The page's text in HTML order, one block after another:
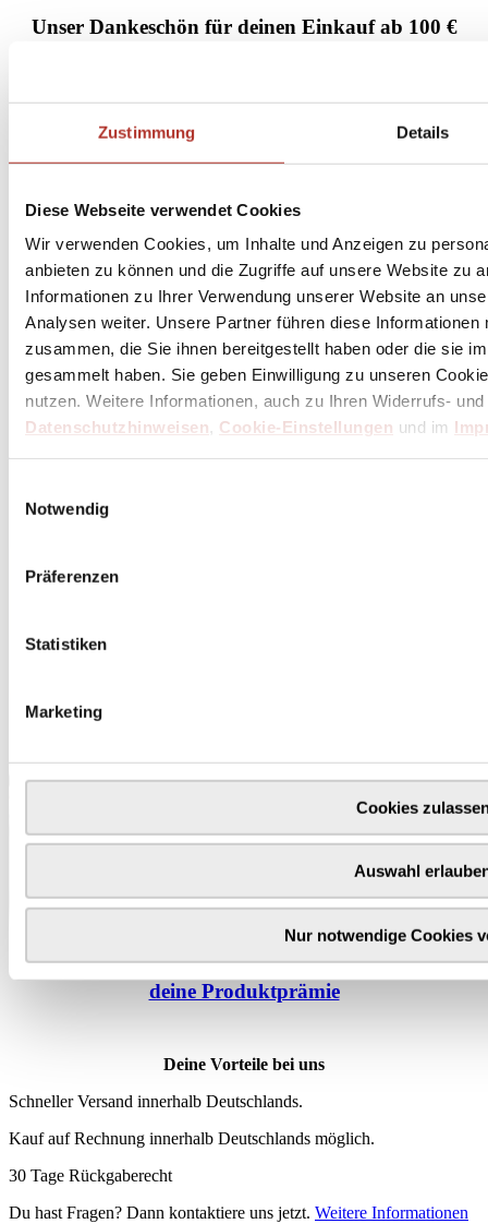
Zustimmung Details
Diese Webseite verwendet Cookies
Wir verwenden Cookies, um Inhalte und Anzeigen zu
anbieten zu können und die Zugriffe auf unsere Website zu
Informationen zu Ihrer Verwendung unserer Website an
Analysen weiter. Unsere Partner führen diese
zusammen, die Sie ihnen bereitgestellt haben oder die sie
gesammelt haben. Sie geben Einwilligung zu unseren
nutzen. Weitere Informationen, auch zu Ihren Widerrufs-
Datenschutzhinweisen, Cookie-Einstellungen und im
Notwendig
Präferenzen
Statistiken
Marketing
Cookies
Auswahl
Nur notwendige Cookies
Unser Dankeschön für deinen Einkauf ab 100 €
Wählehier
deine Produktprämie
Deine Vorteile bei uns
Schneller Versand innerhalb Deutschlands.
Kauf auf Rechnung innerhalb Deutschlands möglich.
30 Tage Rückgaberecht
Du hast Fragen? Dann kontaktiere uns jetzt. Weitere Informationen